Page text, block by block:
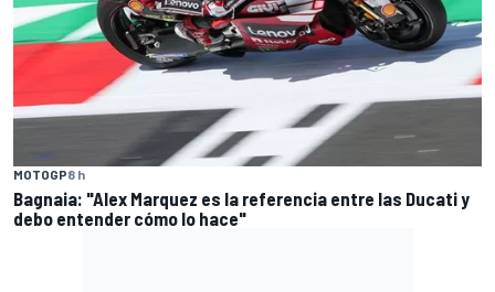
MOTOGP8 h
Bagnaia: "Alex Marquez es la referencia entre las Ducati y
debo entender cómo lo hace"